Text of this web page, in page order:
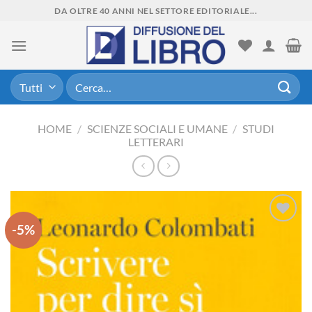
content
DA OLTRE 40 ANNI NEL SETTORE EDITORIALE...
Cerca:
HOME / SCIENZE SOCIALI E UMANE / STUDI
LETTERARI
-5%